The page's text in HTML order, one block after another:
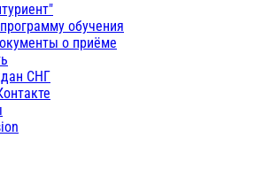
обучения
о приёме
СНГ